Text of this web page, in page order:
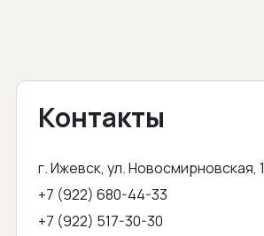
Контакты
г. Ижевск, ул. Новосмирновская, 1
+7 (922) 680-44-33
+7 (922) 517-30-30